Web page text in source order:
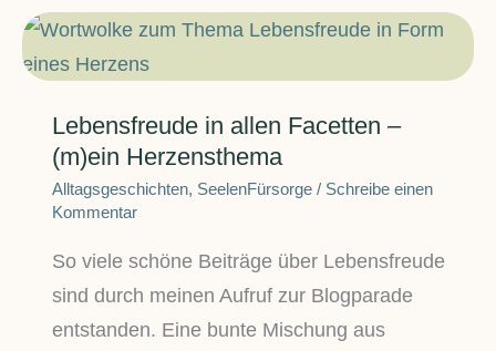
Lebensfreude in allen Facetten –
(m)ein Herzensthema
Alltagsgeschichten, SeelenFürsorge / Schreibe einen
Kommentar
So viele schöne Beiträge über Lebensfreude
sind durch meinen Aufruf zur Blogparade
entstanden. Eine bunte Mischung aus